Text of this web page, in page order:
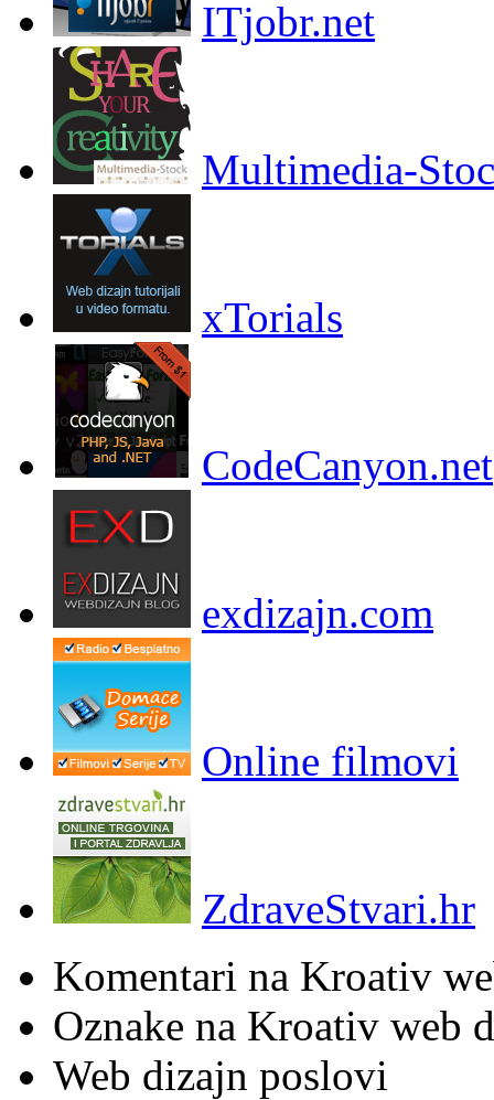
ITjobr.net
Multimedia-
xTorials
CodeCanyon.net
exdizajn.com
Online filmovi
ZdraveStvari.hr
Komentari na Kroativ
Oznake na Kroativ web
Web dizajn poslovi